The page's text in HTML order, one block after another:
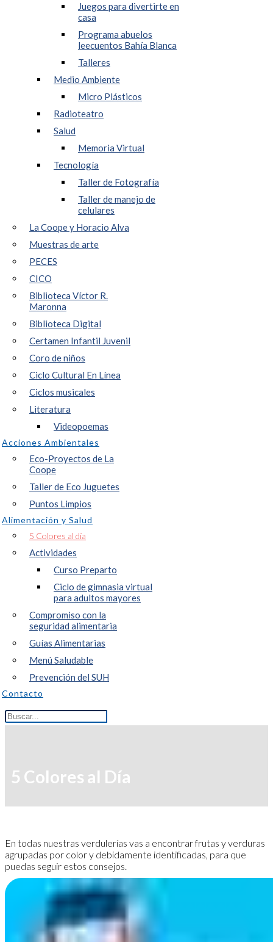
Juegos para divertirte en
casa
Programa abuelos
leecuentos Bahía Blanca
Talleres
Medio Ambiente
Micro Plásticos
Radioteatro
Salud
Memoria Virtual
Tecnología
Taller de Fotografía
Taller de manejo de
celulares
La Coope y Horacio Alva
Muestras de arte
PECES
CICO
Biblioteca Víctor R.
Maronna
Biblioteca Digital
Certamen Infantil Juvenil
Coro de niños
Ciclo Cultural En Línea
Ciclos musicales
Literatura
Videopoemas
Acciones Ambientales
Eco-Proyectos de La
Coope
Taller de Eco Juguetes
Puntos Limpios
Alimentación y Salud
5 Colores al día
Actividades
Curso Preparto
Ciclo de gimnasia virtual
para adultos mayores
Compromiso con la
seguridad alimentaria
Guías Alimentarias
Menú Saludable
Prevención del SUH
Contacto
5 Colores al Día
En todas nuestras verdulerías vas a encontrar frutas y verduras
agrupadas por color y debidamente identificadas, para que
puedas seguir estos consejos.